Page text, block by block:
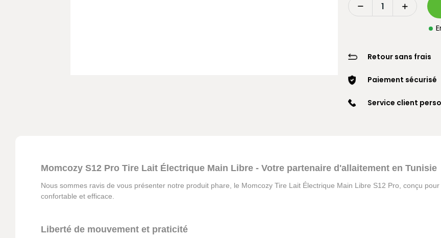
Retour sans frais
Paiement sécurisé
Service client
Momcozy S12 Pro Tire Lait Électrique Main Libre - Votre partenaire d'allaitement en Tunisie
Nous sommes ravis de vous présenter notre produit phare, le Momcozy Tire Lait Électrique Main Libre S12 Pro, conçu
confortable et efficace.
Liberté de mouvement et praticité